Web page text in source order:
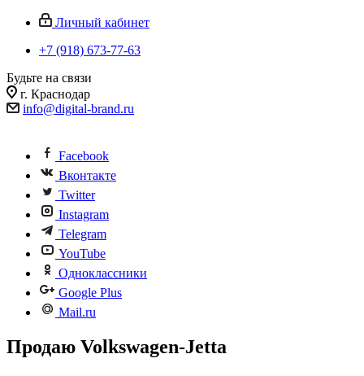
Личный кабинет
+7 (918) 673-77-63
Будьте на связи
г. Краснодар
info@digital-brand.ru
Facebook
Вконтакте
Twitter
Instagram
Telegram
YouTube
Одноклассники
Google Plus
Mail.ru
Продаю Volkswagen-Jetta